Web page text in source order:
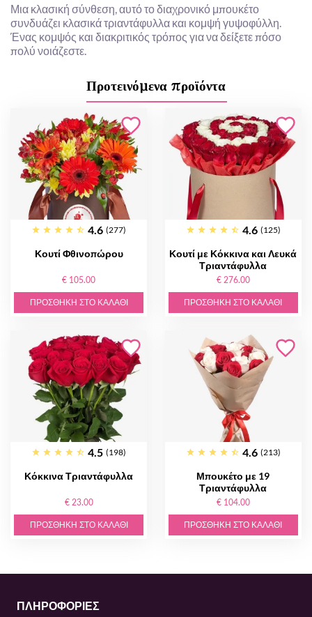
Μια κλασική σύνθεση, αυτό το διαχρονικό μπουκέτο
συνδυάζει κλασικά τριαντάφυλλα και κομψή γυψοφύλλη.
Ένας κομψός και διακριτικός τρόπος για να δείξετε πόσο
πολύ νοιάζεστε.
Προτεινόμενα προϊόντα
4.6 (277)
Κουτί Φθινοπώρου
€ 105.00
ΠΡΟΣΘΉΚΗ ΣΤΟ ΚΑΛΆΘΙ
4.6 (125)
Κουτί με Κόκκινα και Λευκά
Τριαντάφυλλα
€ 276.00
ΠΡΟΣΘΉΚΗ ΣΤΟ ΚΑΛΆΘΙ
4.5 (198)
Κόκκινα Τριαντάφυλλα
€ 23.00
ΠΡΟΣΘΉΚΗ ΣΤΟ ΚΑΛΆΘΙ
4.6 (213)
Μπουκέτο με 19
Τριαντάφυλλα
€ 104.00
ΠΡΟΣΘΉΚΗ ΣΤΟ ΚΑΛΆΘΙ
ΠΛΗΡΟΦΟΡΙΕΣ